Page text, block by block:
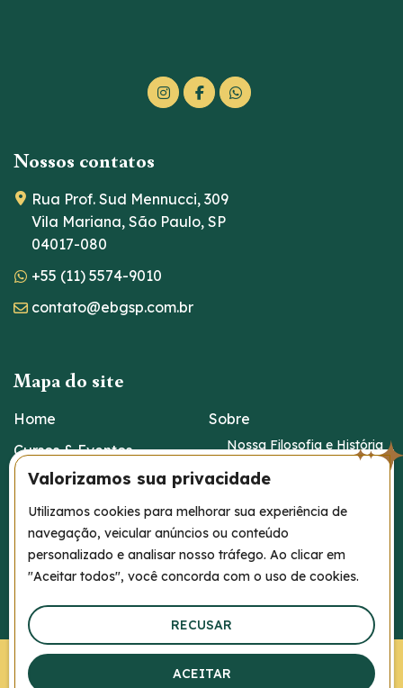
Valorizamos sua privacidade
Utilizamos cookies para melhorar sua experiência de
navegação, veicular anúncios ou conteúdo
personalizado e analisar nosso tráfego. Ao clicar em
"Aceitar todos", você concorda com o uso de cookies.
RECUSAR
ACEITAR
Nossos contatos
Rua Prof. Sud Mennucci, 309
Vila Mariana, São Paulo, SP
04017-080
+55 (11) 5574-9010
contato@ebgsp.com.br
Mapa do site
Home
Cursos & Eventos
Agenda
Viagens Terapêuticas
Atendimentos
Nossos Terapeutas
Sobre
Nossa Filosofia e História
Fale Conosco
Conteúdo Gratuito
Blog
Áudios Terapêuticos,
Orações e E-books
EBGSP © Copyright 2026 – Todos os direitos Reservados |Política de
privacidade